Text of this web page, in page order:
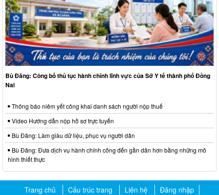
Bù Đăng: Công bố thủ tục hành chính lĩnh vực của Sở Y tế thành phố Đồng
Nai
Thông báo niêm yết công khai danh sách người nộp thuế
Video Hướng dẫn nộp hồ sơ trực tuyến
Bù Đăng: Làm giàu dữ liệu, phục vụ người dân
Bù Đăng: Đưa dịch vụ hành chính công đến gần dân hơn bằng những mô
hình thiết thực
Trang chủ Cấu trúc trang Liên hệ Đăng nhập